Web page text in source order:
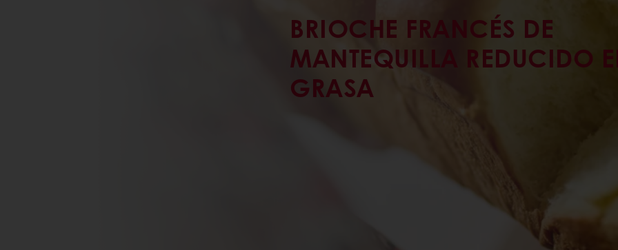
BRIOCHE FRANCÉS DE
MANTEQUILLA REDUCIDO
GRASA